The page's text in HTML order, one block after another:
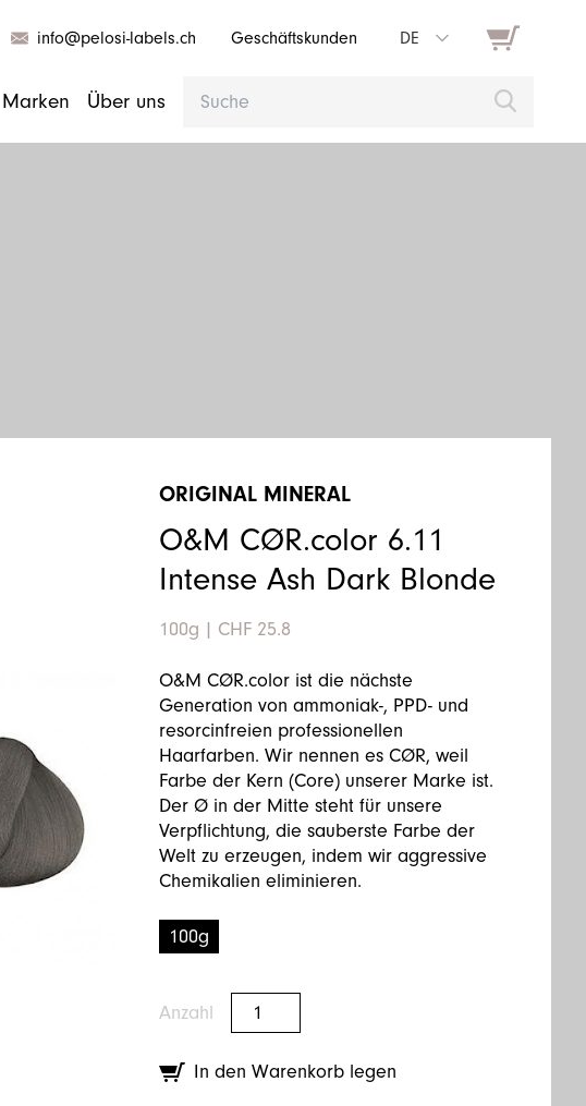
info@pelosi-labels.ch Geschäftskunden DE
Marken Über uns
ORIGINAL MINERAL
O&M CØR.color 6.11
Intense Ash Dark Blonde
100g | CHF 25.8
O&M CØR.color ist die nächste
Generation von ammoniak-, PPD- und
resorcinfreien professionellen
Haarfarben. Wir nennen es CØR, weil
Farbe der Kern (Core) unserer Marke ist.
Der Ø in der Mitte steht für unsere
Verpflichtung, die sauberste Farbe der
Welt zu erzeugen, indem wir aggressive
Chemikalien eliminieren.
100g
Anzahl
In den Warenkorb legen